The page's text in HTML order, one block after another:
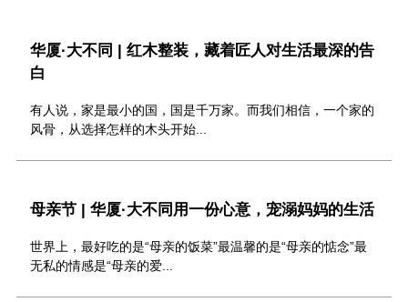
华厦·大不同 | 红木整装，藏着匠人对生活最深的告
白
有人说，家是最小的国，国是千万家。而我们相信，一个家的
风骨，从选择怎样的木头开始...
母亲节 | 华厦·大不同用一份心意，宠溺妈妈的生活
世界上，最好吃的是“母亲的饭菜”最温馨的是“母亲的惦念”最
无私的情感是“母亲的爱...